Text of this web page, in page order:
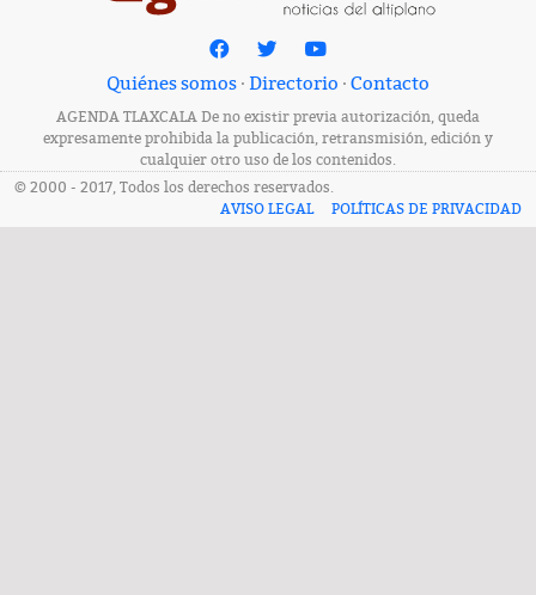
Quiénes somos · Directorio · Contacto
AGENDA TLAXCALA De no existir previa autorización, queda
expresamente prohibida la publicación, retransmisión, edición y
cualquier otro uso de los contenidos.
© 2000 - 2017, Todos los derechos reservados.
AVISO LEGAL
POLÍTICAS DE PRIVACIDAD